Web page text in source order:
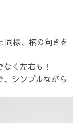
同様、柄の向きを
く左右も！
、シンプルながら